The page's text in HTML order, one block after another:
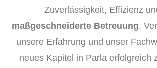
Zuverlässigkeit, Effizienz
maßgeschneiderte Betreuung.
unsere Erfahrung und unser
neues Kapitel in Parla erfolgreich